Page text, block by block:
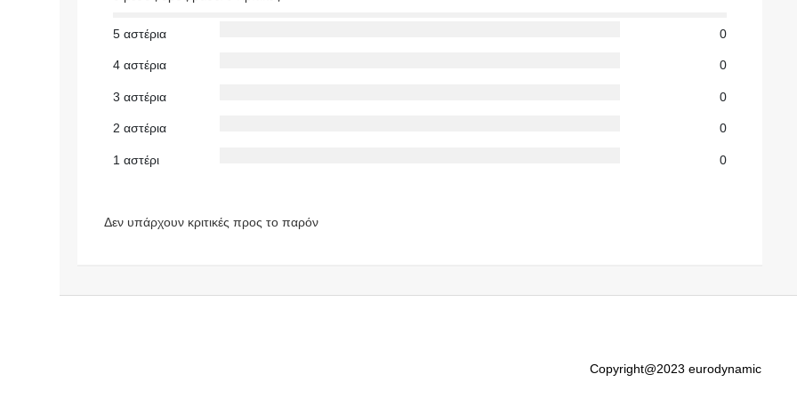
5 αστέρια 0
4 αστέρια 0
3 αστέρια 0
2 αστέρια 0
1 αστέρι 0
Δεν υπάρχουν κριτικές προς το παρόν
Copyright@2023 eurodynamic